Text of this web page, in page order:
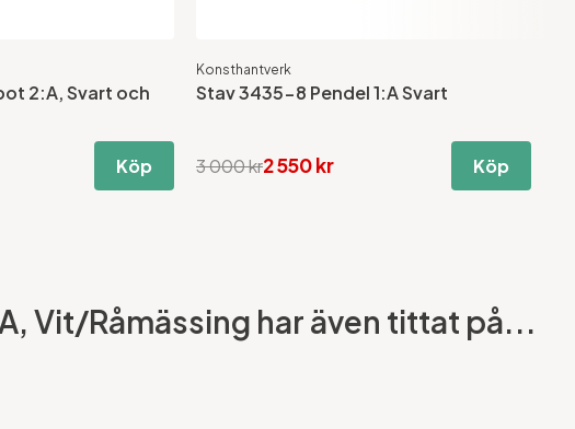
2:A, Svart och
Köp
Konsthantverk
Stav 3435-8 Pendel 1:A Svart
2 550 kr
3 000 kr Köp
Vit/Råmässing har även tittat på...